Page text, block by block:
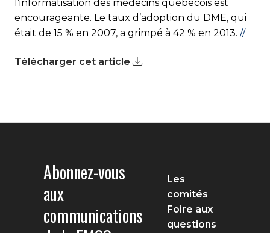
l’informatisation des médecins québécois est
encourageante. Le taux d’adoption du DME, qui
était de 15 % en 2007, a grimpé à 42 % en 2013. //
Télécharger cet article
Abonnez-vous
aux
communications
Les
comités
Foire aux
questions